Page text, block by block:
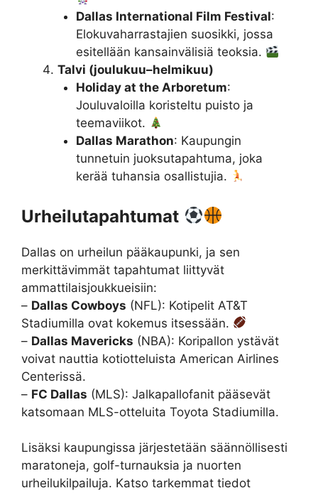
Dallas International Film Festival:
Elokuvaharrastajien suosikki, jossa
esitellään kansainvälisiä teoksia.
Talvi (joulukuu–helmikuu)
Holiday at the Arboretum:
Jouluvaloilla koristeltu puisto ja
teemaviikot.
Dallas Marathon: Kaupungin
tunnetuin juoksutapahtuma, joka
kerää tuhansia osallistujia.
Urheilutapahtumat
Dallas on urheilun pääkaupunki, ja sen
merkittävimmät tapahtumat liittyvät
ammattilaisjoukkueisiin:
– Dallas Cowboys (NFL): Kotipelit AT&T
Stadiumilla ovat kokemus itsessään.
– Dallas Mavericks (NBA): Koripallon ystävät
voivat nauttia kotiotteluista American Airlines
Centerissä.
– FC Dallas (MLS): Jalkapallofanit pääsevät
katsomaan MLS-otteluita Toyota Stadiumilla.
Lisäksi kaupungissa järjestetään säännöllisesti
maratoneja, golf-turnauksia ja nuorten
urheilukilpailuja. Katso tarkemmat tiedot